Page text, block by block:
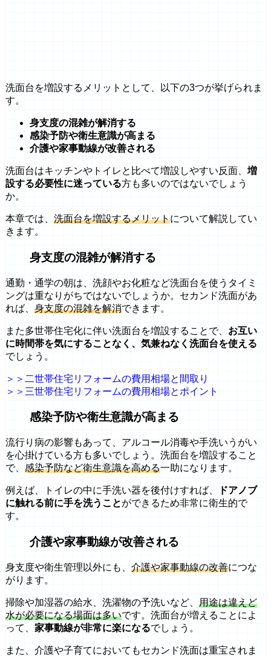
洗面台を増設するメリットとして、以下の3つが挙げられま
す。
身支度の混雑が解消する
感染予防や衛生意識が高まる
介護や家事動線が改善される
洗面台はキッチンやトイレと比べて増設しやすい反面、 増
設する必要性に迷っている方も多いのではないでしょう
か。
本章では、 洗面台を増設するメリットについて解説してい
きます。
身支度の混雑が解消する
通勤・通学の朝は、洗顔やお化粧など洗面台を使うタイミ
ングは重なりがちではないでしょうか。セカンド洗面があ
れば、 身支度の混雑を解消できます。
また多世帯住宅化に伴い洗面台を増設することで、 お互い
に時間帯を気にすることなく、気兼ねなく洗面台を使える
でしょう。
＞＞二世帯住宅リフォームの費用相場と間取り
＞＞三世帯住宅リフォームの費用相場とポイント
感染予防や衛生意識が高まる
流行り病の影響もあって、アルコール消毒や手洗いうがい
を心掛けている方も多いでしょう。洗面台を増設すること
で、 感染予防など衛生意識を高める一助になります。
例えば、トイレの中に手洗い器を後付けすれば、
ドアノブ
に触れる前に手を洗うことができるため非常に衛生的で
す。
介護や家事動線が改善される
身支度や衛生管理以外にも、 介護や家事動線の改善につな
がります。
掃除や加湿器の給水、洗濯物の予洗いなど、 用途は違えど
水が必要になる場面は多いです。洗面台が増えることによ
って、 家事動線が非常に楽になるでしょう。
また、介護や子育てにおいてもセカンド洗面は重宝されま